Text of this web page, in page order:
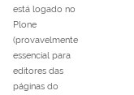
está logado no
Plone
(provavelmente
essencial para
editores das
páginas do